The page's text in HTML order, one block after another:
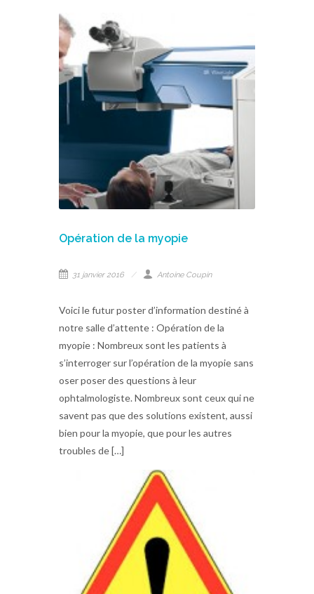
Opération de la myopie
31 janvier 2016 Antoine Coupin
Voici le futur poster d’information destiné à
notre salle d’attente : Opération de la
myopie : Nombreux sont les patients à
s’interroger sur l’opération de la myopie sans
oser poser des questions à leur
ophtalmologiste. Nombreux sont ceux qui ne
savent pas que des solutions existent, aussi
bien pour la myopie, que pour les autres
troubles de […]